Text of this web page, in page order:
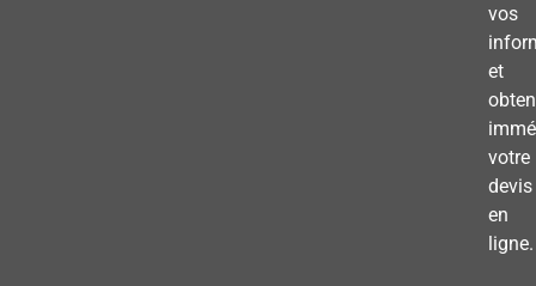
vos
et
votre
devis
en
ligne.